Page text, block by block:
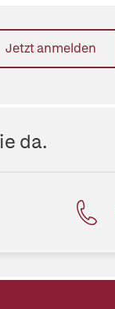
Jetzt anmelden
da.